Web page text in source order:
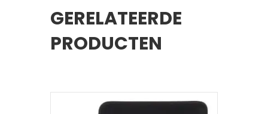
GERELATEERDE
PRODUCTEN